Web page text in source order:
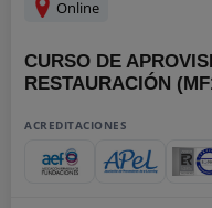
Online
CURSO DE
RESTAURACIÓN
ACREDITACIONES